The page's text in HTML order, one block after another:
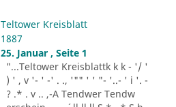
Teltower Kreisblatt
1887
25. Januar , Seite 1
"...Teltower Kreisblattk k k - '/ '
) ' , v '- ' -' . ., '"" ' ' "- '..- ' i '. -
? .* . v .. ,-A Tendwer Tendw